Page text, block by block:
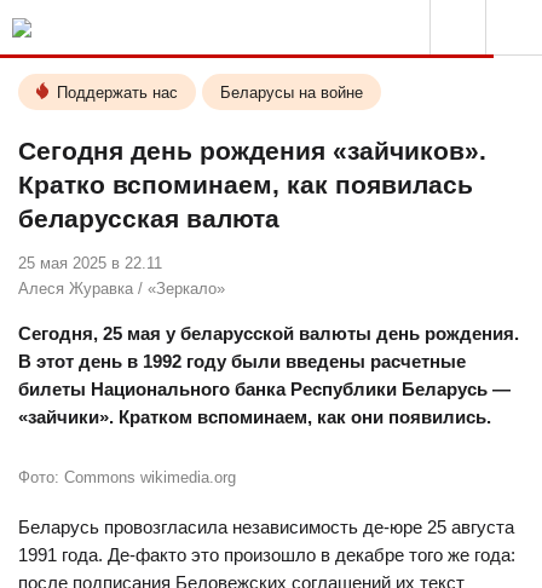
Поддержать нас Беларусы на войне
Сегодня день рождения «зайчиков».
Кратко вспоминаем, как появилась
беларусская валюта
25 мая 2025 в 22.11
Алеся Журавка / «Зеркало»
Сегодня, 25 мая у беларусской валюты день рождения.
В этот день в 1992 году были введены расчетные
билеты Национального банка Республики Беларусь —
«зайчики». Кратком вспоминаем, как они появились.
Фото: Commons wikimedia.org
Беларусь провозгласила независимость де-юре 25 августа
1991 года. Де-факто это произошло в декабре того же года:
после подписания Беловежских соглашений их текст